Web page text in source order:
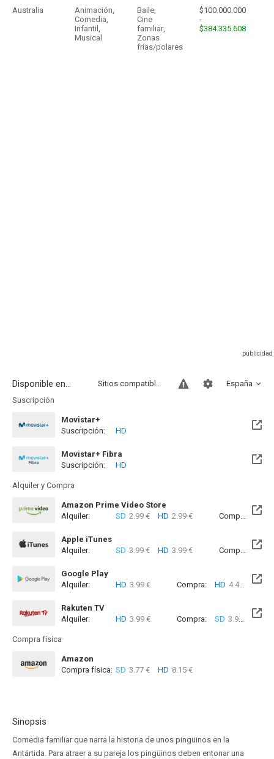
Australia Animación,
Comedia,
Infantil ,
Musical
Baile,
Cine
familiar,
Zonas
frías/polares
$100.000.000
-
$384.335.608
Disponible en... España
Sitios compatibles
Suscripción
Movistar+
Disponible hasta el Jue, 31 Dic 2026 (Quedan 4 meses)
Suscripción: HD
Movistar+ Fibra
Disponible hasta el Jue, 31 Dic 2026 (Quedan 4 meses)
Suscripción: HD
Alquiler y Compra
Amazon Prime Video Store
Alquiler:
SD 2.99 € HD 2.99 € Compra: SD
Apple iTunes
Alquiler:
SD 3.99 € HD 3.99 € Compra: SD
Google Play
Alquiler:
HD 3.99 € Compra: HD 4.49 €
Rakuten TV
Alquiler:
HD 3.99 € Compra: SD 3.99 € HD
Compra física
Amazon
Compra física: SD 3.77 € HD 8.15 €
Sinopsis
Comedia familiar que narra la historia de unos pingüinos en la
Antártida. Para atraer a su pareja los pingüinos deben entonar una